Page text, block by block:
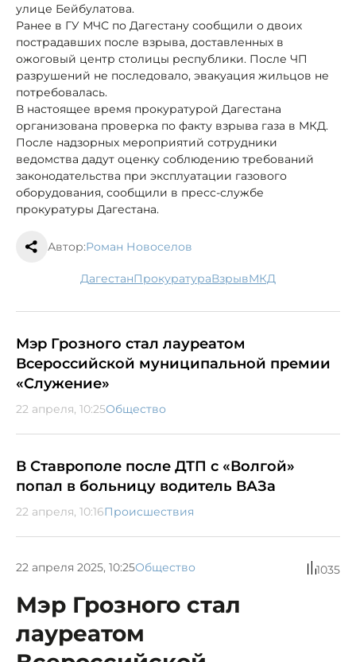
улице Бейбулатова.
Ранее в ГУ МЧС по Дагестану сообщили о двоих
пострадавших после взрыва, доставленных в
ожоговый центр столицы республики. После ЧП
разрушений не последовало, эвакуация жильцов не
потребовалась.
В настоящее время прокуратурой Дагестана
организована проверка по факту взрыва газа в МКД.
После надзорных мероприятий сотрудники
ведомства дадут оценку соблюдению требований
законодательства при эксплуатации газового
оборудования, сообщили в пресс-службе
прокуратуры Дагестана.
Автор:Роман Новоселов
Дагестан прокуратура взрыв МКД
Мэр Грозного стал лауреатом
Всероссийской муниципальной премии
«Служение»
22 апреля, 10:25Общество
В Ставрополе после ДТП с «Волгой»
попал в больницу водитель ВАЗа
22 апреля, 10:16Происшествия
22 апреля 2025, 10:25Общество 1035
Мэр Грозного стал
лауреатом